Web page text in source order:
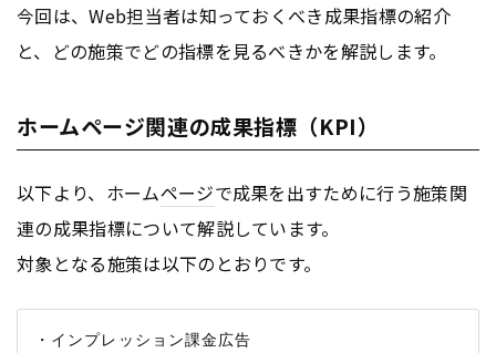
今回は、Web担当者は知っておくべき成果指標の紹介
と、どの施策でどの指標を見るべきかを解説します。
ホームページ関連の成果指標（KPI）
以下より、ホームページで成果を出すために行う施策関
連の成果指標について解説しています。
対象となる施策は以下のとおりです。
・インプレッション課金広告